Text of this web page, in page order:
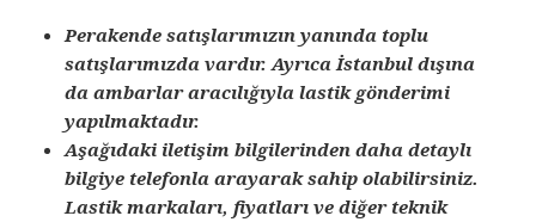
Perakende satışlarımızın yanında toplu
satışlarımızda vardır. Ayrıca İstanbul dışına
da ambarlar aracılığıyla lastik gönderimi
yapılmaktadır.
Aşağıdaki iletişim bilgilerinden daha detaylı
bilgiye telefonla arayarak sahip olabilirsiniz.
Lastik markaları, fiyatları ve diğer teknik